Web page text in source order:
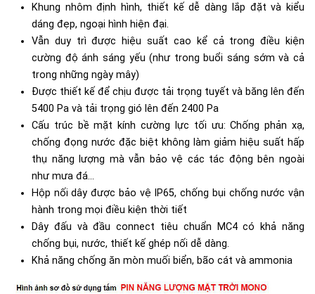
Khung nhôm định hình, thiết kế dễ dàng lắp đặt và kiểu
dáng đẹp, ngoại hình hiện đại.
Vẫn duy trì được hiệu suất cao kể cả trong điều kiện
cường độ ánh sáng yếu (như trong buổi sáng sớm và cả
trong những ngày mây)
Được thiết kế để chịu được tải trọng tuyết và băng lên đến
5400 Pa và tải trọng gió lên đến 2400 Pa
Cấu trúc bề mặt kính cường lực tối ưu: Chống phản xạ,
chống đọng nước đặc biệt không làm giảm hiệu suất hấp
thụ năng lượng mà vẫn bảo vệ các tác động bên ngoài
như mưa đá...
Hộp nối dây được bảo vệ IP65, chống bụi chống nước vận
hành trong mọi điều kiện thời tiết
Dây đấu và đầu connect tiêu chuẩn MC4 có khả năng
chống bụi, nước, thiết kế ghép nối dễ dàng.
Khả năng chống ăn mòn muối biển, bão cát và ammonia​